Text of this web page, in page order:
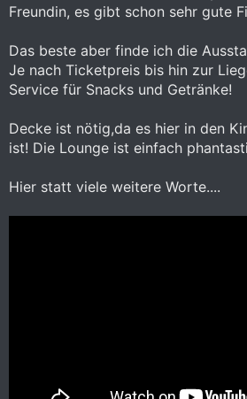
Freundin, es gibt schon sehr gute
Das beste aber finde ich die
Je nach Ticketpreis bis hin zur
Service für Snacks und Getränke!
Decke ist nötig,da es hier in den
ist! Die Lounge ist einfach
Hier statt viele weitere Worte....